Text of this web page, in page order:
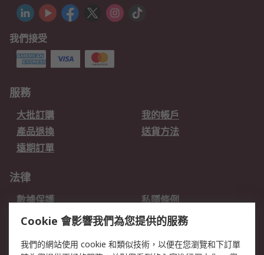
我們接受
服務
大批訂購
我的帳戶
產品退換
送貨方法
遠期訂單
法律
數據保護
私隱條例
網站條款
郵件安全
Cookie 會影響我們為您提供的服務
我們的網站使用 cookie 和類似技術，以便在您瀏覽和下訂單